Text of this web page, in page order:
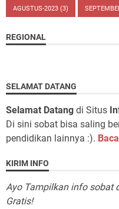
AGUSTUS-2023 (3)
REGIONAL
SELAMAT DATANG
Selamat Datang di Situs
Di sini sobat bisa saling
pendidikan lainnya :).
KIRIM INFO
Ayo Tampilkan info sobat
Gratis!